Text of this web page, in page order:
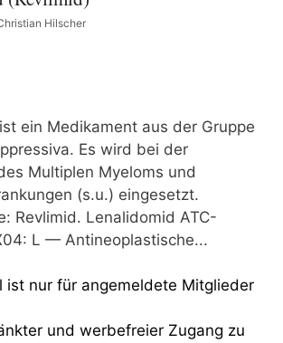
Hilscher
ein Medikament aus der Gruppe
Es wird bei der
Multiplen Myeloms und
(s.u.) eingesetzt.
Revlimid. Lenalidomid ATC-
L — Antineoplastische...
ist nur für angemeldete Mitglieder
und werbefreier Zugang zu